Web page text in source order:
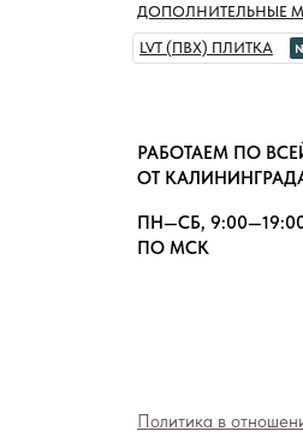
Политика в
РАБОТАЕМ ПО
ОТ
ПН—СБ,
ПО МСК
ДОПОЛНИТЕЛЬНЫЕ
LVT (ПВХ) ПЛИТКА